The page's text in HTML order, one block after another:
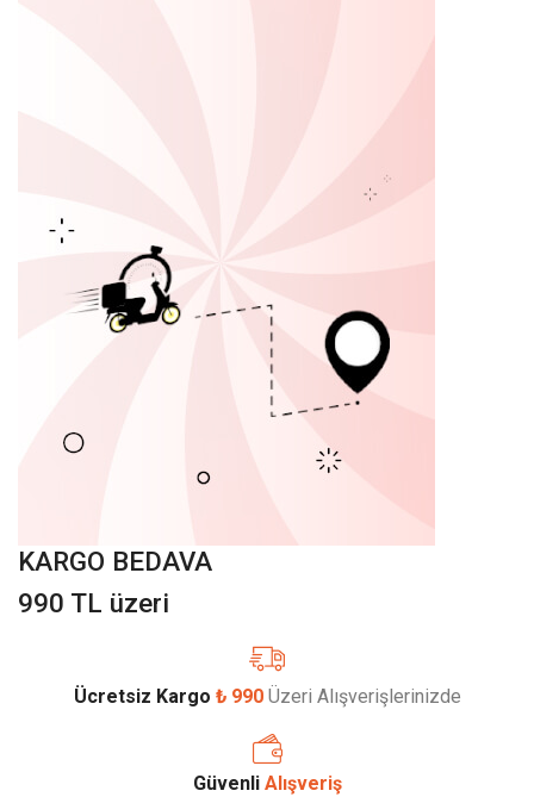
KARGO BEDAVA
990 TL üzeri
Ücretsiz Kargo ₺ 990Üzeri Alışverişlerinizde
Güvenli Alışveriş